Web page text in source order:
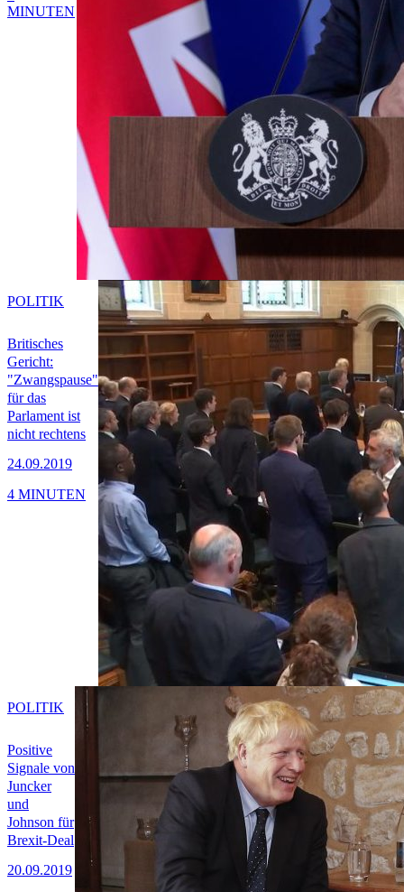
MINUTEN
Britisches
Gericht:
"Zwangspause"
für das
Parlament ist
nicht rechtens
24.09.2019
POLITIK
4 MINUTEN
Positive
Signale von
Juncker
und
Johnson für
Brexit-Deal
20.09.2019
POLITIK